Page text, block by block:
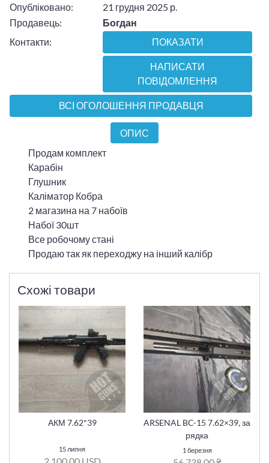
Опубліковано:
21 грудня 2025 р.
Продавець:
Богдан
Контакти:
ПОКАЗАТИ
НАПИСАТИ
ПОВІДОМЛЕННЯ
ВСІ ОГОЛОШЕННЯ ПРОДАВЦЯ
ОПИС
Продам комплект
Карабін
Глушник
Каліматор Кобра
2 магазина на 7 набоїв
Набої 30шт
Все робочому стані
Продаю так як переходжу на інший калібр
Схожі товари
АКМ 7.62*39
15 липня
2 100,00 USD
ARSENAL BC-15 7.62×39, за
рядка
1 березня